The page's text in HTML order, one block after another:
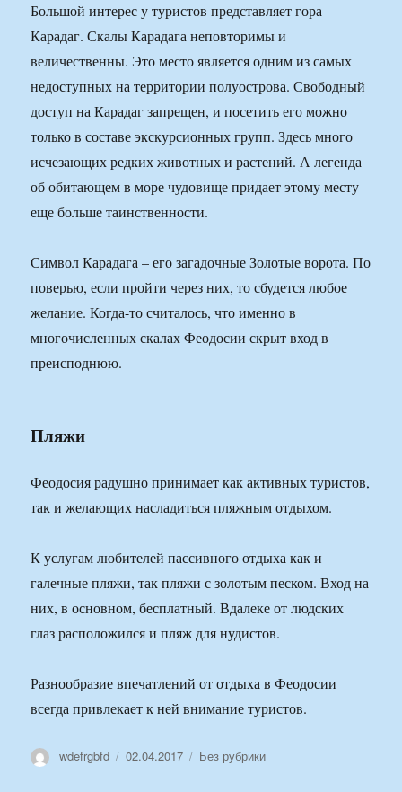
Большой интерес у туристов представляет гора
Карадаг. Скалы Карадага неповторимы и
величественны. Это место является одним из самых
недоступных на территории полуострова. Свободный
доступ на Карадаг запрещен, и посетить его можно
только в составе экскурсионных групп. Здесь много
исчезающих редких животных и растений. А легенда
об обитающем в море чудовище придает этому месту
еще больше таинственности.
Символ Карадага – его загадочные Золотые ворота. По
поверью, если пройти через них, то сбудется любое
желание. Когда-то считалось, что именно в
многочисленных скалах Феодосии скрыт вход в
преисподнюю.
Пляжи
Феодосия радушно принимает как активных туристов,
так и желающих насладиться пляжным отдыхом.
К услугам любителей пассивного отдыха как и
галечные пляжи, так пляжи с золотым песком. Вход на
них, в основном, бесплатный. Вдалеке от людских
глаз расположился и пляж для нудистов.
Разнообразие впечатлений от отдыха в Феодосии
всегда привлекает к ней внимание туристов.
Автор
wdefrgbfd Опубликовано
02.04.2017 Рубрики
Без рубрики